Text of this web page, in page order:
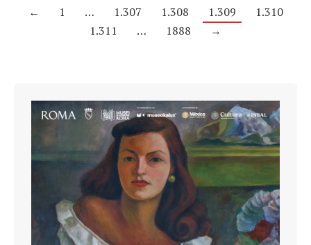
← 1 … 1.307 1.308 1.309
1.310
1.311
… 1888 →